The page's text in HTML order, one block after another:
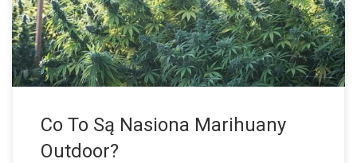
Co To Są Nasiona Marihuany
Outdoor?